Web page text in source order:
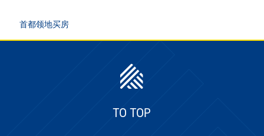
首都领地买房
TO TOP